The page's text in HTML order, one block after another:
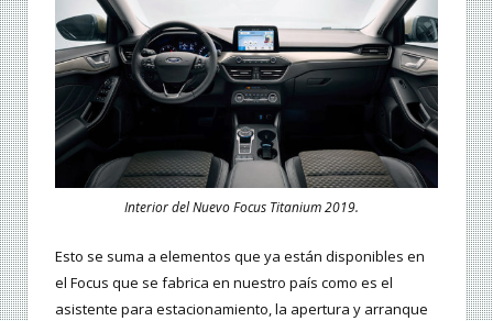
Interior del Nuevo Focus Titanium 2019.
Esto se suma a elementos que ya están disponibles en
el Focus que se fabrica en nuestro país como es el
asistente para estacionamiento, la apertura y arranque